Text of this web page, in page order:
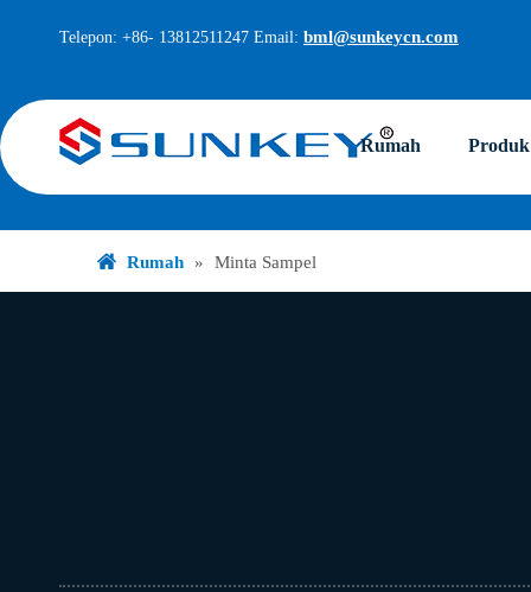
Telepon: +86- 13812511247 Email: bml@sunkeycn.com
Rumah Produk
Rumah » Minta Sampel